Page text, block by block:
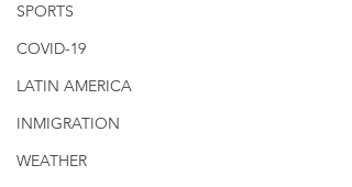
SPORTS
COVID-19
LATIN AMERICA
INMIGRATION
WEATHER